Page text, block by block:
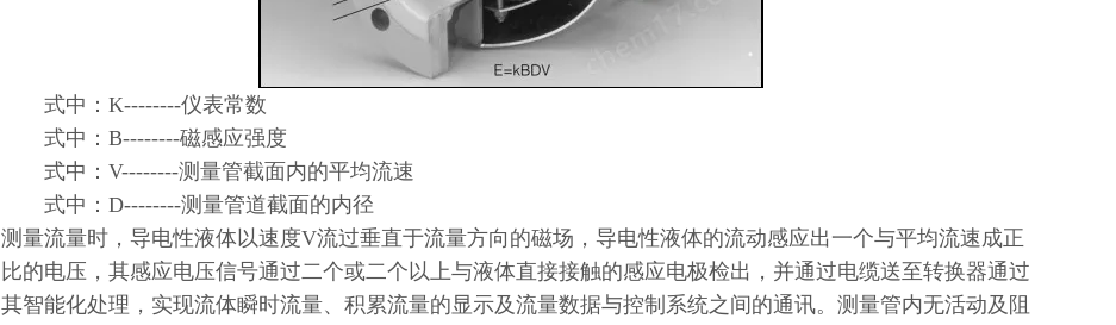
式中：K--------仪表常数
式中：B--------磁感应强度
式中：V--------测量管截面内的平均流速
式中：D--------测量管道截面的内径
测量流量时，导电性液体以速度V流过垂直于流量方向的磁场，导电性液体的流动感应出一个与平均流速成正
比的电压，其感应电压信号通过二个或二个以上与液体直接接触的感应电极检出，并通过电缆送至转换器通过
其智能化处理，实现流体瞬时流量、积累流量的显示及流量数据与控制系统之间的通讯。测量管内无活动及阻